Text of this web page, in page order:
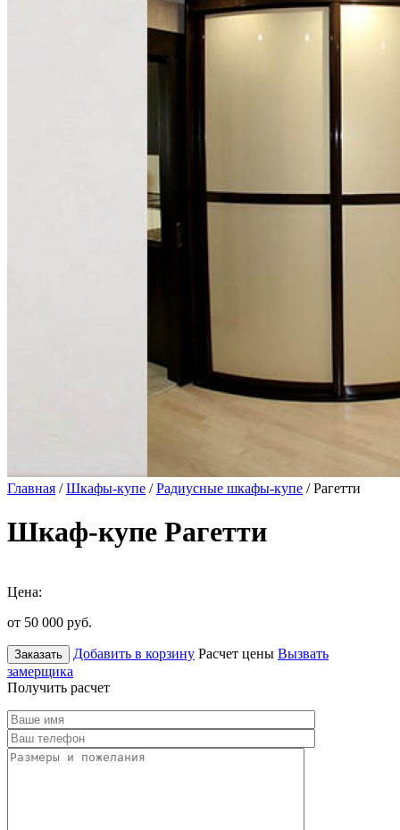
Главная /Шкафы-купе /Радиусные шкафы-купе / Рагетти
Шкаф-купе Рагетти
Цена:
от 50 000 руб.
Заказать Добавить в корзину Расчет цены Вызвать
замерщика
Получить расчет